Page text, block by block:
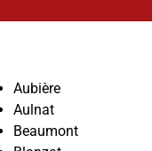
Aubière
Aulnat
Beaumont